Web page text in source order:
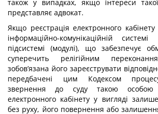
також у випадках, якщо інтереси
представляє адвокат.
Якщо реєстрація електронного
інформаційно-комунікаційній
підсистемі (модулі), що забезпечує
суперечить релігійним
зобов’язана його зареєструвати
передбачені цим Кодексом
звернення до суду такою особою
електронного кабінету у вигляді
без руху, його повернення або